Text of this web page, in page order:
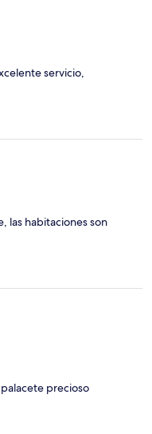
servicio,
las habitaciones son
precioso